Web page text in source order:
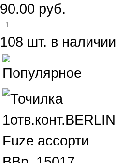
90.00 руб.
108 шт. в наличии